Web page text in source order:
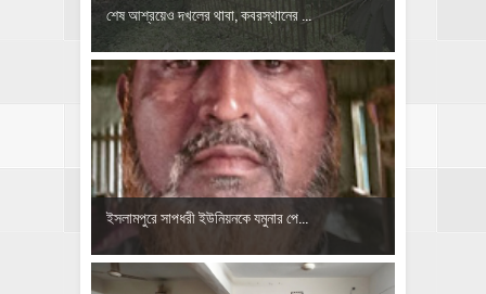
শেষ আশ্রয়েও দখলের থাবা, কবরস্থানের ...
ইসলামপুরে সাপধরী ইউনিয়নকে যমুনার পে...